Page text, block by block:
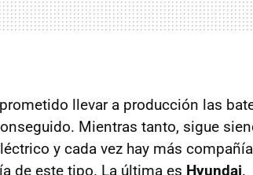
llevar a producción las
Mientras tanto, sigue
y cada vez hay más
de este tipo. La última es Hyundai.